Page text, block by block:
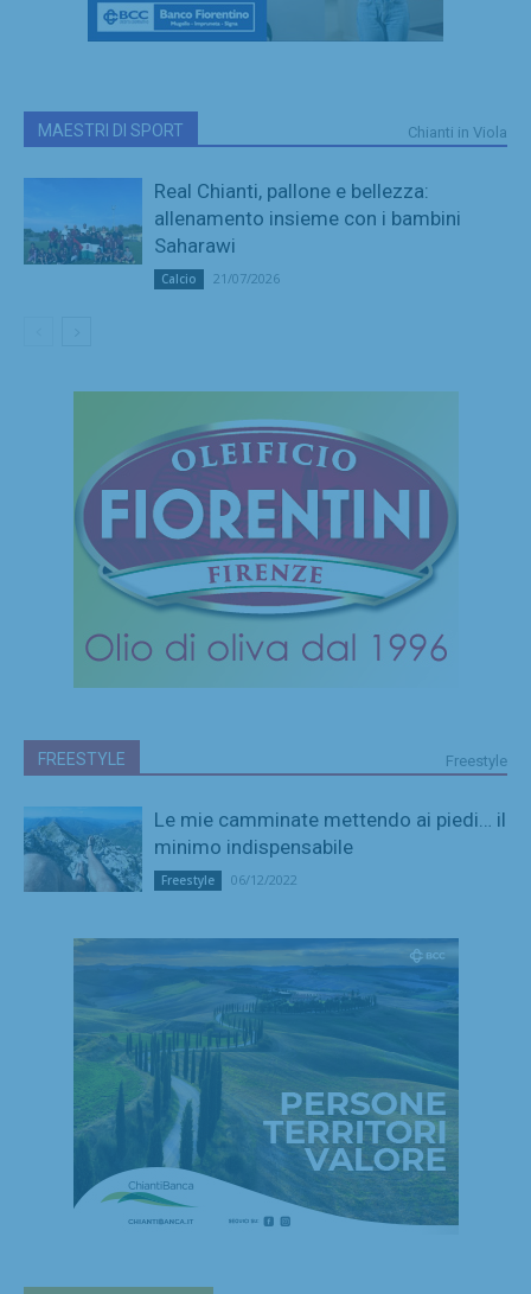
MAESTRI DI SPORT Chianti in Viola
Real Chianti, pallone e bellezza:
allenamento insieme con i bambini
Saharawi
Calcio 21/07/2026
FREESTYLE Freestyle
Le mie camminate mettendo ai piedi… il
minimo indispensabile
Freestyle 06/12/2022